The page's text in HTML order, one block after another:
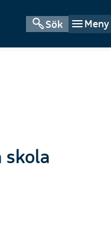
Sök Meny
skola